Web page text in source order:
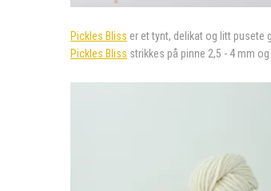
Pickles Bliss er et tynt, delikat og litt pusete
Pickles Bliss strikkes på pinne 2,5 - 4 mm